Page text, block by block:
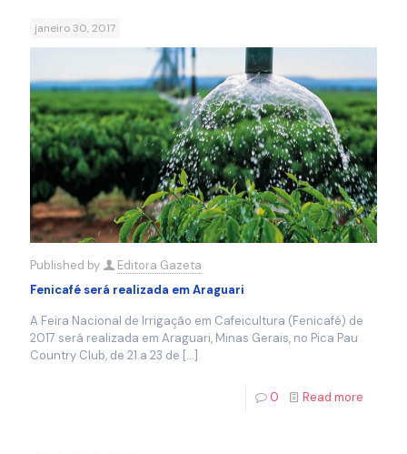
janeiro 30, 2017
Published by
Editora Gazeta
Fenicafé será realizada em Araguari
A Feira Nacional de Irrigação em Cafeicultura (Fenicafé) de
2017 será realizada em Araguari, Minas Gerais, no Pica Pau
Country Club, de 21 a 23 de […]
0 Read more